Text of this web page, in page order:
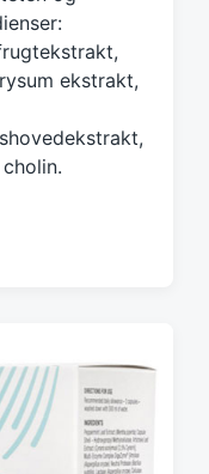
ekstrakt,